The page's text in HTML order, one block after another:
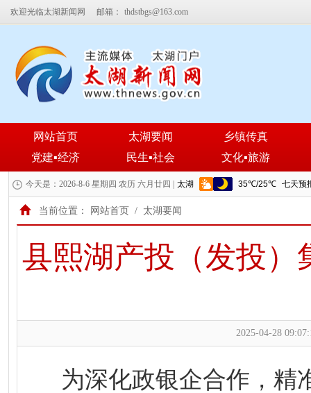
欢迎光临太湖新闻网 邮箱： thdstbgs@163.com
网站首页 太湖要闻
乡镇传真
党建▪经济
民生▪社会 文化▪旅游
今天是：2026-8-6 星期四 农历 六月廿四 |
当前位置： 网站首页 / 太湖要闻
县熙湖产投（发投）
2025-04-28
为深化政银企合作，精